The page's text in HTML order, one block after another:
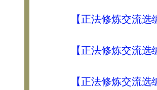
【正法修炼交流
【正法修炼交流
【正法修炼交流